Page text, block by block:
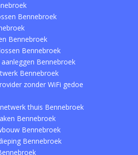
Bennebroek
Bennebroek
Bennebroek
Bennebroek
Bennebroek
zonder WiFi gedoe
thuis Bennebroek
Bennebroek
Bennebroek
Bennebroek